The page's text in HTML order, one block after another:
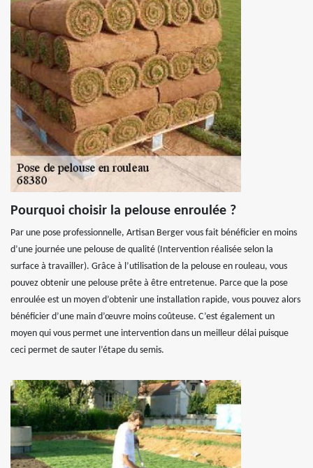
Pourquoi choisir la pelouse enroulée ?
Par une pose professionnelle, Artisan Berger vous fait bénéficier en moins
d’une journée une pelouse de qualité (Intervention réalisée selon la
surface à travailler). Grâce à l’utilisation de la pelouse en rouleau, vous
pouvez obtenir une pelouse prête à être entretenue. Parce que la pose
enroulée est un moyen d’obtenir une installation rapide, vous pouvez alors
bénéficier d’une main d’œuvre moins coûteuse. C’est également un
moyen qui vous permet une intervention dans un meilleur délai puisque
ceci permet de sauter l’étape du semis.